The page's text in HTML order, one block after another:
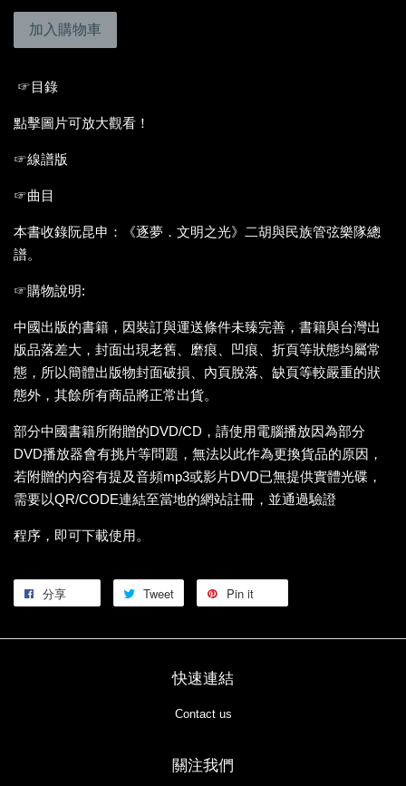
加入購物車
☞目錄
點擊圖片可放大觀看！
☞線譜版
☞曲目
本書收錄阮昆申：《逐夢．文明之光》二胡與民族管弦樂隊總
譜。
☞購物說明:
中國出版的書籍，因裝訂與運送條件未臻完善，書籍與台灣出
版品落差大，封面出現老舊、磨痕、凹痕、折頁等狀態均屬常
態，所以簡體出版物封面破損、內頁脫落、缺頁等較嚴重的狀
態外，其餘所有商品將正常出貨。
部分中國書籍所附贈的DVD/CD，請使用電腦播放因為部分
DVD播放器會有挑片等問題，無法以此作為更換貨品的原因，
若附贈的內容有提及音頻mp3或影片DVD已無提供實體光碟，
需要以QR/CODE連結至當地的網站註冊，並通過驗證
程序，即可下載使用。
分享 Tweet Pin it
快速連結
Contact us
關注我們